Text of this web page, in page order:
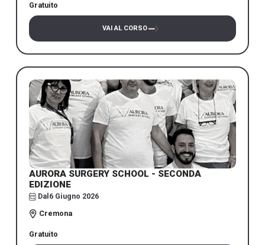
Gratuito
VAI AL CORSO
AURORA SURGERY SCHOOL - SECONDA
EDIZIONE
Dal 6 Giugno 2026
Cremona
Gratuito